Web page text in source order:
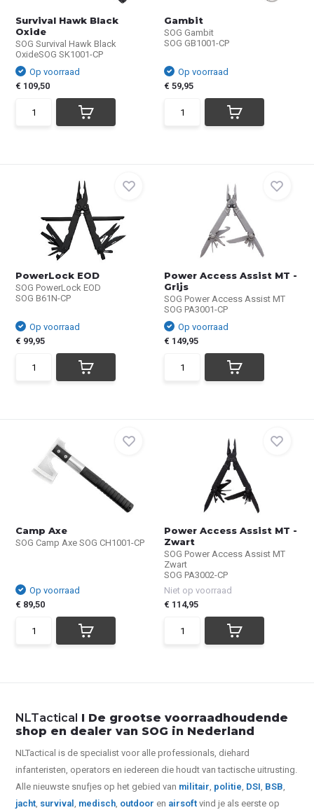
Survival Hawk Black
Oxide
SOG Survival Hawk Black
OxideSOG SK1001-CP
Op voorraad
€ 109,50
Gambit
SOG Gambit
SOG GB1001-CP
Op voorraad
€ 59,95
PowerLock EOD
SOG PowerLock EOD
SOG B61N-CP
Op voorraad
€ 99,95
Power Access Assist MT -
Grijs
SOG Power Access Assist MT
SOG PA3001-CP
Op voorraad
€ 149,95
Camp Axe
SOG Camp Axe SOG CH1001-CP
Op voorraad
€ 89,50
Power Access Assist MT -
Zwart
SOG Power Access Assist MT
Zwart
SOG PA3002-CP
Niet op voorraad
€ 114,95
NLTactical I De grootse voorraadhoudende
shop en dealer van SOG in Nederland
NLTactical is de specialist voor alleprofessionals, diehard
infanteristen, operators en iedereen die houdt van tactische uitrusting.
Alle nieuwste snufjes op het gebied van militair, politie, DSI, BSB,
jacht, survival, medisch, outdoor en airsoft vind je als eerste op